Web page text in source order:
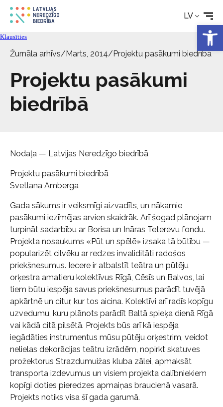
LV
Tehniskie palīglīdzekļi
Aktualitātes
Pakalpojumi
Kontakti
Klausīties
Žurnāla arhīvs/Marts, 2014/Projektu pasākumi biedrībā
Projektu pasākumi
biedrībā
Nodaļa — Latvijas Neredzīgo biedrībā
Projektu pasākumi biedrībā
Svetlana Amberga
Gada sākums ir veiksmīgi aizvadīts, un nākamie
pasākumi iezīmējas arvien skaidrāk. Arī šogad plānojam
turpināt sadarbību ar Borisa un Ināras Teterevu fondu.
Projekta nosaukums «Pūt un spēlē» izsaka tā būtību —
popularizēt cilvēku ar redzes invaliditāti radošos
priekšnesumus. Iecere ir atbalstīt teātra un pūtēju
orķestra amatieru kolektīvus Rīgā, Cēsīs un Balvos, lai
tiem būtu iespēja savus priekšnesumus parādīt tuvējā
apkārtnē un citur, kur tos aicina. Kolektīvi arī radīs kopīgu
uzvedumu, kuru plānots parādīt Baltā spieķa dienā Rīgā
vai kādā citā pilsētā. Projekts būs arī kā iespēja
iegādāties instrumentus mūsu pūtēju orķestrim, veidot
nelielas dekorācijas teātru izrādēm, nopirkt skatuves
prožektorus Strazdumuižas kluba zālei, apmaksāt
transporta izdevumus un visiem projekta dalībniekiem
kopīgi doties pieredzes apmaiņas braucienā vasarā.
Projekts notiks visa šī gada garumā.